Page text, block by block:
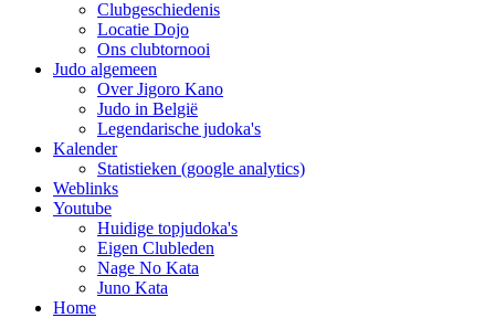
Clubgeschiedenis
Locatie Dojo
Ons clubtornooi
Judo algemeen
Over Jigoro Kano
Judo in België
Legendarische judoka's
Kalender
Statistieken (google analytics)
Weblinks
Youtube
Huidige topjudoka's
Eigen Clubleden
Nage No Kata
Juno Kata
Home